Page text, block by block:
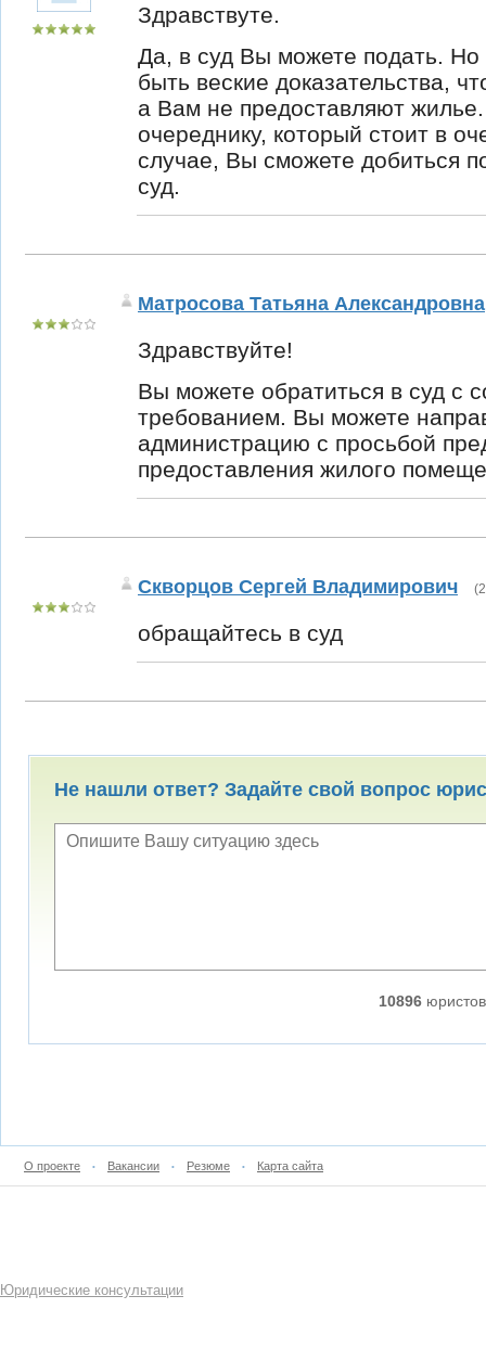
Здравствуте.
Да, в суд Вы можете подать.
быть веские доказательства,
а Вам не предоставляют
очереднику, который стоит в
случае, Вы сможете добиться
суд.
Матросова Татьяна Александровна
Здравствуйте!
Вы можете обратиться в суд с
требованием. Вы можете
администрацию с просьбой
предоставления жилого
Скворцов Сергей Владимирович (
обращайтесь в суд
Не нашли ответ? Задайте свой вопрос
10896
О проекте • Вакансии • Резюме • Карта сайта
Юридические консультации